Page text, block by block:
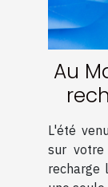
Au
sur
L'été
sur
recharge